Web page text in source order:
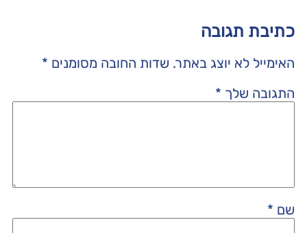
כתיבת תגובה
האימייל לא יוצג באתר. שדות החובה מסומנים *
התגובה שלך *
שם *